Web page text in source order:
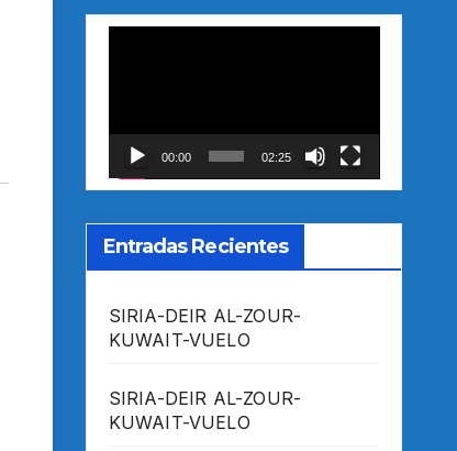
00:00 02:25
Entradas Recientes
SIRIA-DEIR AL-ZOUR-
KUWAIT-VUELO
SIRIA-DEIR AL-ZOUR-
KUWAIT-VUELO